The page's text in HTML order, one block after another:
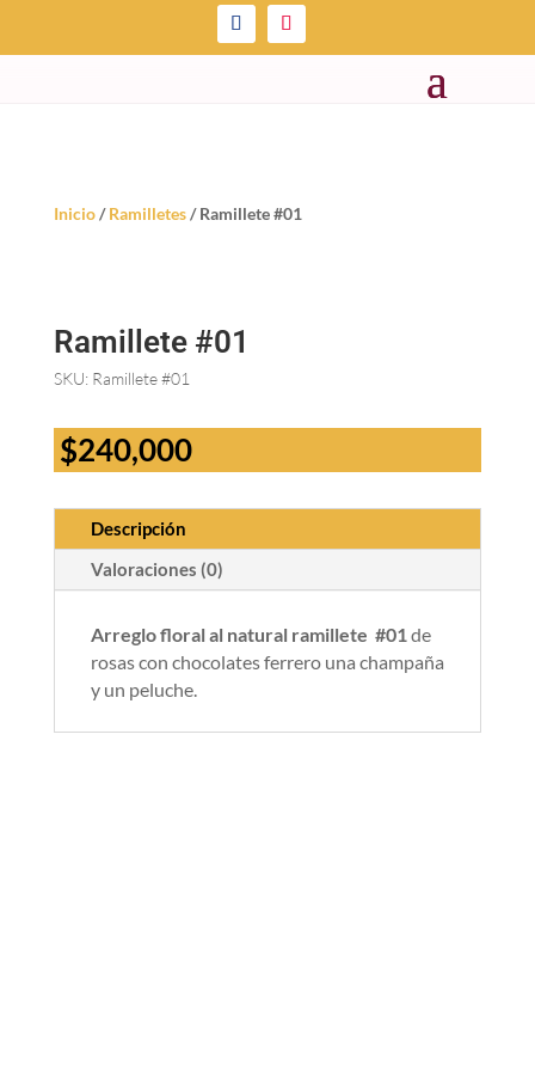
Inicio/Ramilletes/ Ramillete #01
Ramillete #01
SKU: Ramillete #01
$240,000
Descripción
Valoraciones (0)
Arreglo floral al natural ramillete #01de
rosas con chocolates ferrero una champaña
y un peluche.